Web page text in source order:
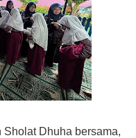
Dhuha bersama,